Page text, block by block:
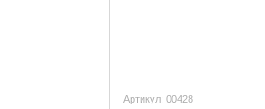
Артикул: 00428